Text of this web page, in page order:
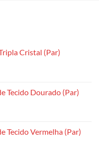
Cristal (Par)
Tecido Dourado (Par)
Tecido Vermelha (Par)